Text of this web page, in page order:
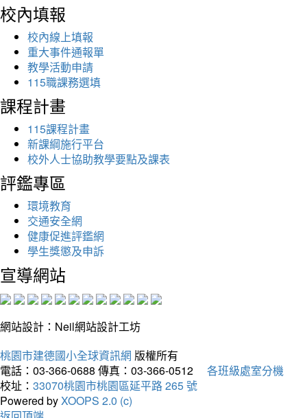
校內填報
校內線上填報
重大事件通報單
教學活動申請
115職課務選填
課程計畫
115課程計畫
新課綱施行平台
校外人士協助教學要點及課表
評鑑專區
環境教育
交通安全網
健康促進評鑑網
學生獎懲及申訴
宣導網站
網站設計：Neil網站設計工坊
桃園市建德國小全球資訊網 版權所有
電話：03-366-0688 傳真：03-366-0512
各班級處室分機
校址： 33070桃園市桃園區延平路 265 號
Powered byXOOPS 2.0 (c)